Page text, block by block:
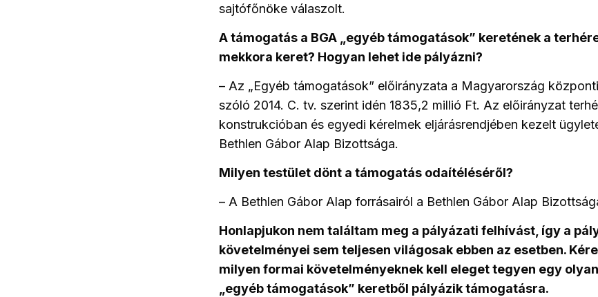
sajtófőnöke válaszolt.
A támogatás a BGA „egyéb támogatások” keretének a
mekkora keret? Hogyan lehet ide pályázni?
– Az „Egyéb támogatások” előirányzata a Magyarország
szóló 2014. C. tv. szerint idén 1835,2 millió Ft. Az előirányzat
konstrukcióban és egyedi kérelmek eljárásrendjében kezelt
Bethlen Gábor Alap Bizottsága.
Milyen testület dönt a támogatás odaítéléséről?
– A Bethlen Gábor Alap forrásairól a Bethlen Gábor Alap
Honlapjukon nem találtam meg a pályázati felhívást, így a
követelményei sem teljesen világosak ebben az esetben.
milyen formai követelményeknek kell eleget tegyen egy
„egyéb támogatások” keretből pályázik támogatásra.